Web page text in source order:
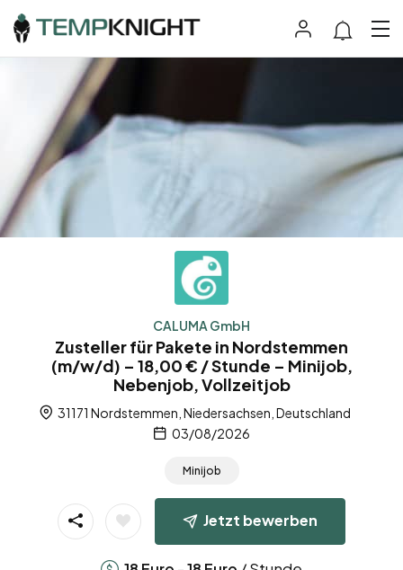
CALUMA GmbH
Zusteller für Pakete in Nordstemmen
(m/w/d) – 18,00 € / Stunde – Minijob,
Nebenjob, Vollzeitjob
31171 Nordstemmen, Niedersachsen, Deutschland
03/08/2026
Minijob
Jetzt bewerben